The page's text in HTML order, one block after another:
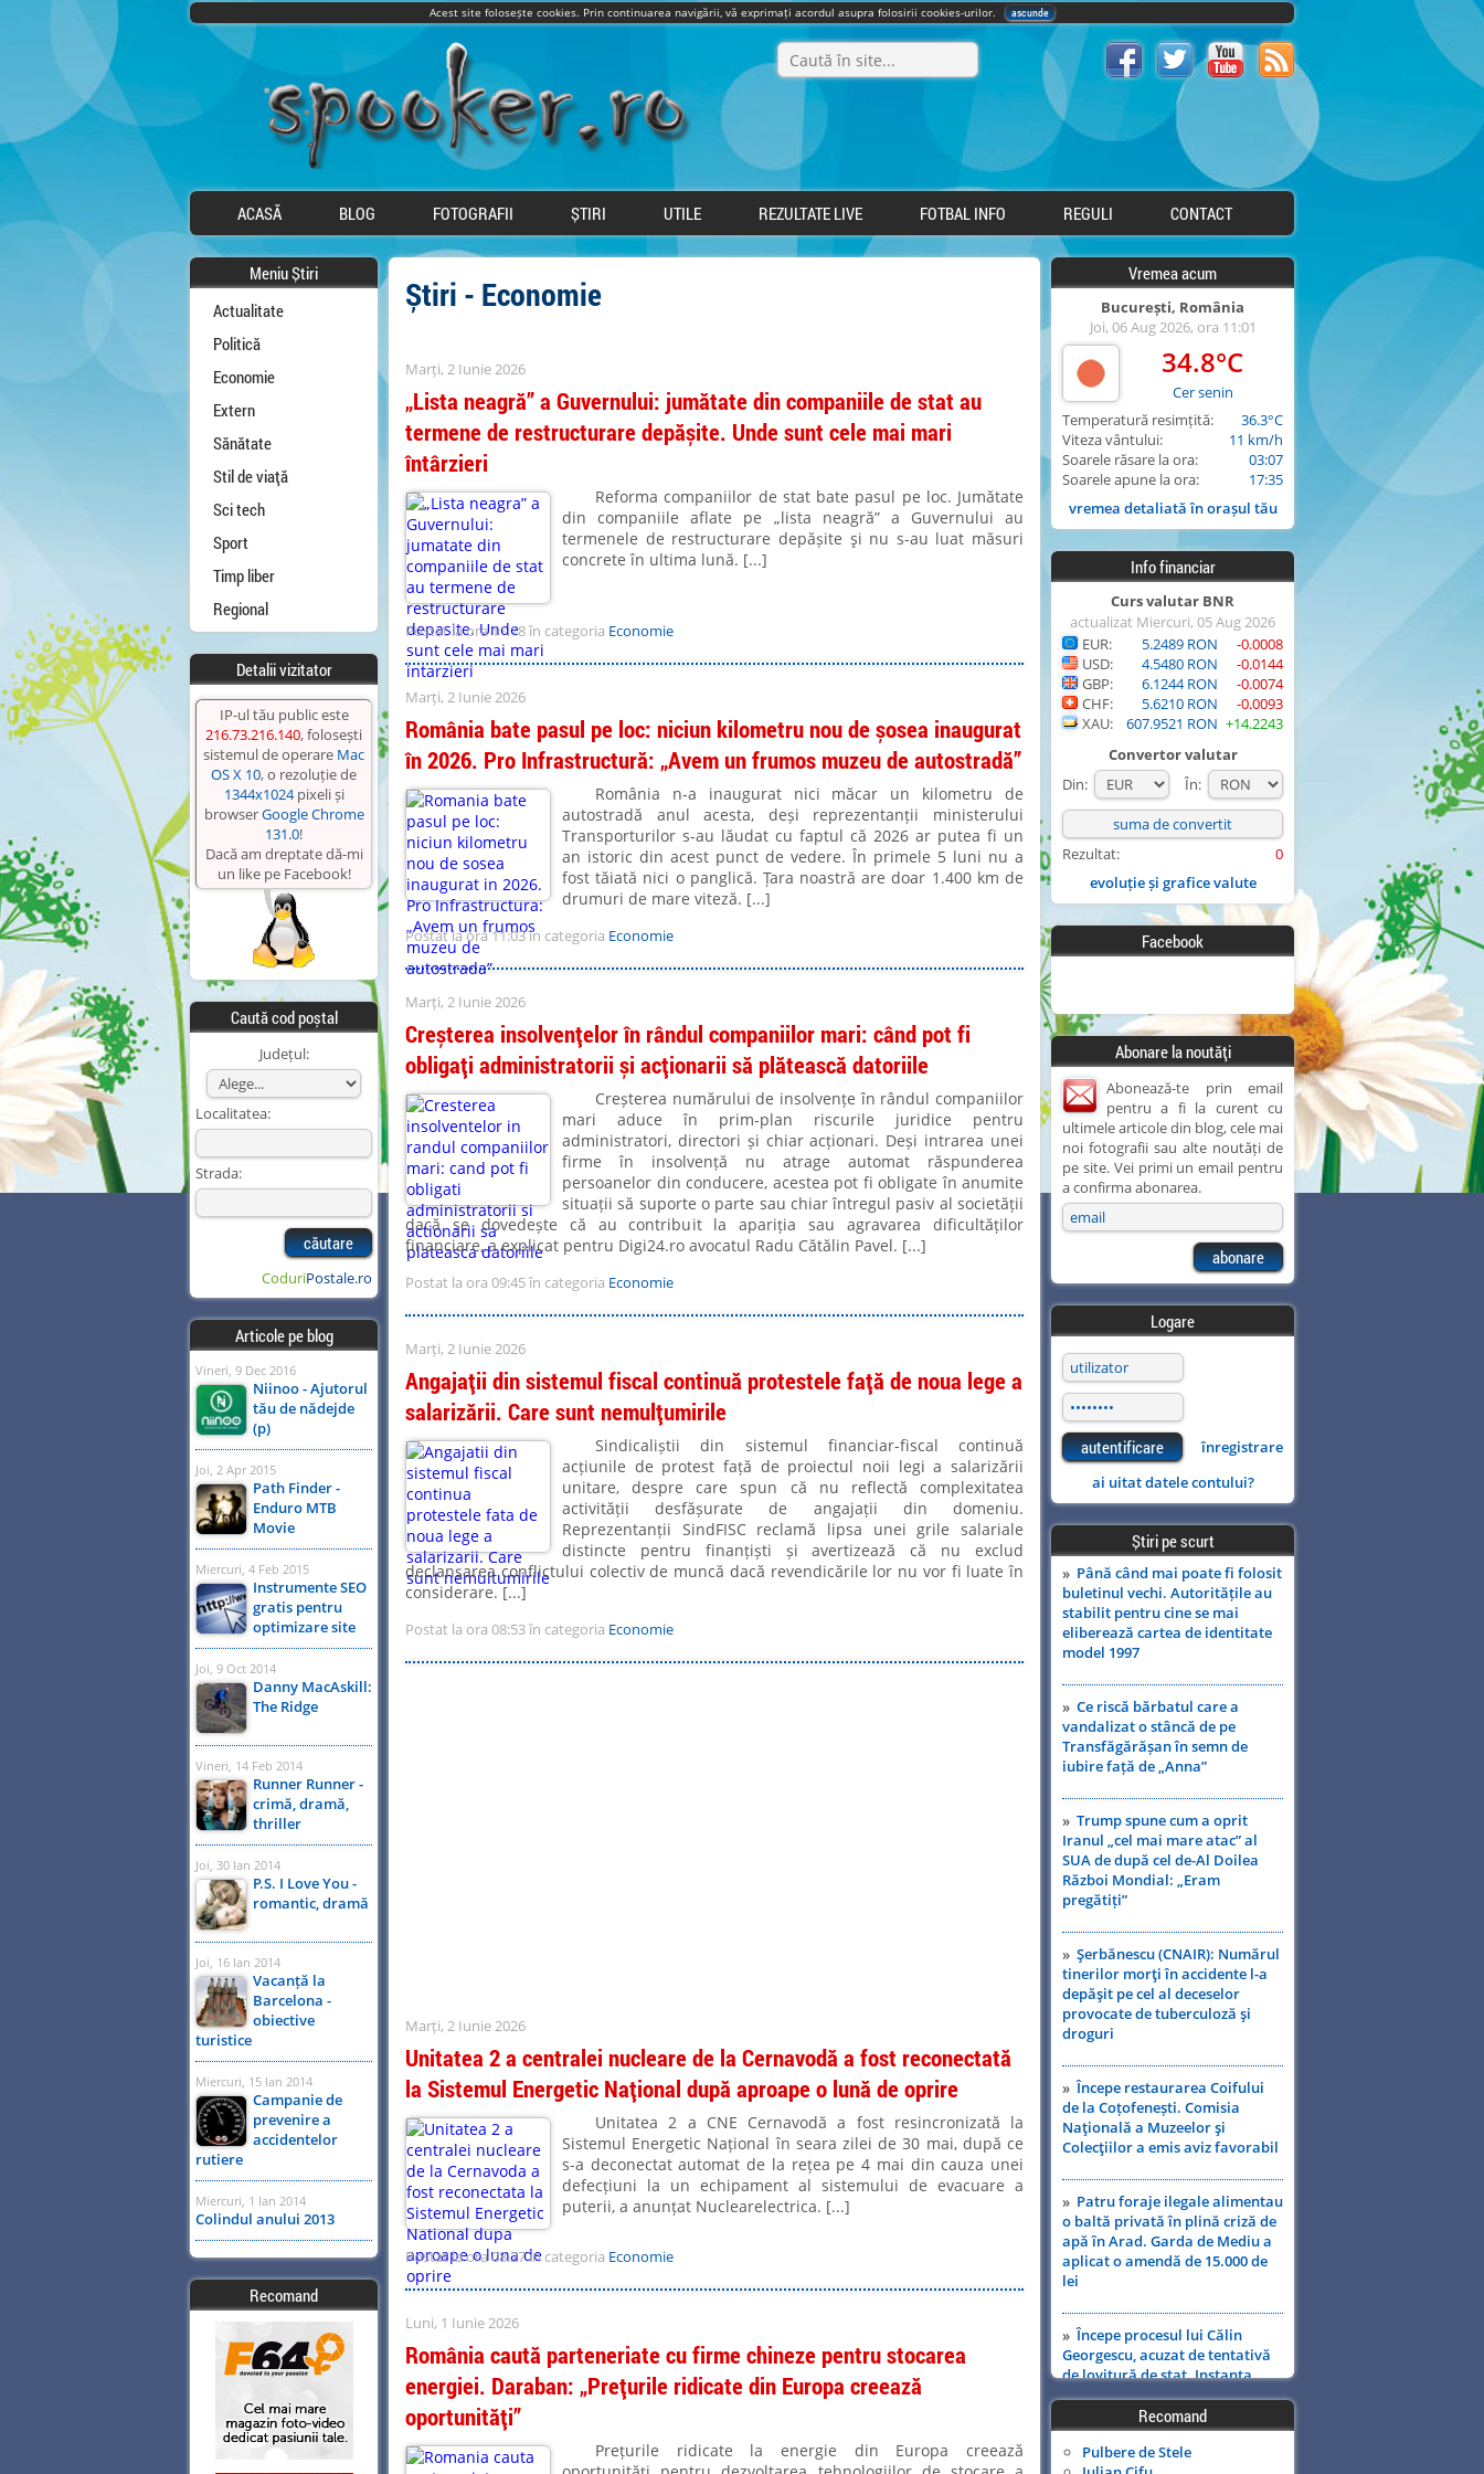
Acest site folosește cookies. Prin continuarea navigării, vă exprimați acordul asupra folosirii cookies-urilor. ascunde
ACASĂ BLOG FOTOGRAFII ȘTIRI UTILE REZULTATE LIVE FOTBAL INFO REGULI CONTACT
Meniu Știri
Actualitate
Politică
Economie
Extern
Sănătate
Stil de viață
Sci tech
Sport
Timp liber
Regional
Detalii vizitator
IP-ul tău public este
216.73.216.140, folosești
sistemul de operare Mac
OS X 10, o rezoluție de
1344x1024pixeli și
browserGoogle Chrome
131.0!
Dacă am dreptate dă-mi
un like pe Facebook!
Caută cod poștal
Județul:
Localitatea:
Strada:
CoduriPostale.ro
Articole pe blog
Vineri, 9 Dec 2016
Niinoo - Ajutorul
tău de nădejde
(p)
Joi, 2 Apr 2015
Path Finder -
Enduro MTB
Movie
Miercuri, 4 Feb 2015
Instrumente SEO
gratis pentru
optimizare site
Joi, 9 Oct 2014
Danny MacAskill:
The Ridge
Vineri, 14 Feb 2014
Runner Runner -
crimă, dramă,
thriller
Joi, 30 Ian 2014
P.S. I Love You -
romantic, dramă
Joi, 16 Ian 2014
Vacanță la
Barcelona -
obiective
turistice
Miercuri, 15 Ian 2014
Campanie de
prevenire a
accidentelor
rutiere
Miercuri, 1 Ian 2014
Colindul anului 2013
Recomand
Știri - Economie
Marți, 2 Iunie 2026
„Lista neagră” a Guvernului: jumătate din companiile de stat au
termene de restructurare depășite. Unde sunt cele mai mari
întârzieri
Reforma companiilor de stat bate pasul pe loc. Jumătate
din companiile aflate pe „lista neagră” a Guvernului au
termenele de restructurare depășite şi nu s-au luat măsuri
concrete în ultima lună. [...]
Postat la ora 11:18 în categoria Economie
Marți, 2 Iunie 2026
România bate pasul pe loc: niciun kilometru nou de șosea inaugurat
în 2026. Pro Infrastructură: „Avem un frumos muzeu de autostradă”
România n-a inaugurat nici măcar un kilometru de
autostradă anul acesta, deși reprezentanții ministerului
Transporturilor s-au lăudat cu faptul că 2026 ar putea fi un
an istoric din acest punct de vedere. În primele 5 luni nu a
fost tăiată nici o panglică. Țara noastră are doar 1.400 km de
drumuri de mare viteză. [...]
Postat la ora 11:03 în categoria Economie
Marți, 2 Iunie 2026
Creșterea insolvențelor în rândul companiilor mari: când pot fi
obligați administratorii și acționarii să plătească datoriile
Creșterea numărului de insolvențe în rândul companiilor
mari aduce în prim-plan riscurile juridice pentru
administratori, directori și chiar acționari. Deși intrarea unei
firme în insolvență nu atrage automat răspunderea
persoanelor din conducere, acestea pot fi obligate în anumite
situații să suporte o parte sau chiar întregul pasiv al societății
dacă se dovedește că au contribuit la apariția sau agravarea dificultăților
financiare, a explicat pentru Digi24.ro avocatul Radu Cătălin Pavel. [...]
Postat la ora 09:45 în categoria Economie
Marți, 2 Iunie 2026
Angajații din sistemul fiscal continuă protestele față de noua lege a
salarizării. Care sunt nemulțumirile
Sindicaliștii din sistemul financiar-fiscal continuă
acțiunile de protest față de proiectul noii legi a salarizării
unitare, despre care spun că nu reflectă complexitatea
activității desfășurate de angajații din domeniu.
Reprezentanții SindFISC reclamă lipsa unei grile salariale
distincte pentru finanțiști și avertizează că nu exclud
declanșarea conflictului colectiv de muncă dacă revendicările lor nu vor fi luate în
considerare. [...]
Postat la ora 08:53 în categoria Economie
Marți, 2 Iunie 2026
Unitatea 2 a centralei nucleare de la Cernavodă a fost reconectată
la Sistemul Energetic Național după aproape o lună de oprire
Unitatea 2 a CNE Cernavodă a fost resincronizată la
Sistemul Energetic Național în seara zilei de 30 mai, după ce
s-a deconectat automat de la rețea pe 4 mai din cauza unei
defecțiuni la un echipament al sistemului de evacuare a
puterii, a anunțat Nuclearelectrica. [...]
Postat la ora 08:27 în categoria Economie
Luni, 1 Iunie 2026
România caută parteneriate cu firme chineze pentru stocarea
energiei. Daraban: „Prețurile ridicate din Europa creează
oportunități”
Prețurile ridicate la energie din Europa creează
Vremea acum
București, România
Joi, 06 Aug 2026, ora 11:01
34.8°C
Cer senin
Temperatură resimțită:
36.3°C
Viteza vântului:
11 km/h
Soarele răsare la ora:
03:07
Soarele apune la ora:
17:35
vremea detaliată în orașul tău
Info financiar
Curs valutar BNR
actualizat Miercuri, 05 Aug 2026
EUR:
5.2489 RON
-0.0008
USD:
4.5480 RON
-0.0144
GBP:
6.1244 RON
-0.0074
CHF:
5.6210 RON
-0.0093
XAU:
607.9521 RON +14.2243
Convertor valutar
Din:
În:
Rezultat:
0
evoluție și grafice valute
Facebook
Abonare la noutăți
Abonează-te prin email
pentru a fi la curent cu
ultimele articole din blog, cele mai
noi fotografii sau alte noutăți de
pe site. Vei primi un email pentru
a confirma abonarea.
Logare
înregistrare
ai uitat datele contului?
Știri pe scurt
» Până când mai poate fi folosit
buletinul vechi. Autoritățile au
stabilit pentru cine se mai
eliberează cartea de identitate
model 1997
» Ce riscă bărbatul care a
vandalizat o stâncă de pe
Transfăgărășan în semn de
iubire față de „Anna”
» Trump spune cum a oprit
Iranul „cel mai mare atac” al
SUA de după cel de-Al Doilea
Război Mondial: „Eram
pregătiți”
» Şerbănescu (CNAIR): Numărul
tinerilor morţi în accidente l-a
depăşit pe cel al deceselor
provocate de tuberculoză şi
droguri
»Începe restaurarea Coifului
de la Coțofenești. Comisia
Naţională a Muzeelor şi
Colecţiilor a emis aviz favorabil
» Patru foraje ilegale alimentau
o baltă privată în plină criză de
apă în Arad. Garda de Mediu a
aplicat o amendă de 15.000 de
lei
»Începe procesul lui Călin
Georgescu, acuzat de tentativă
de lovitură de stat. Instanța
supremă menține decizia CAB
»
Senatul a aprobat acordul de
împrumut cu BIRD. Banii vor fi
Recomand
Pulbere de Stele